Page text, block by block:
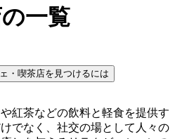
一覧
・喫茶店を見つけるには
紅茶などの飲料と軽食を提供す
でなく、社交の場として人々の